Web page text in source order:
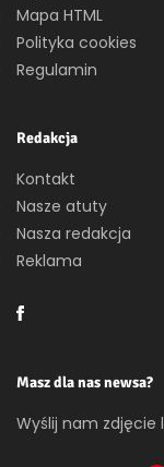
Mapa HTML
Polityka cookies
Regulamin
Redakcja
Kontakt
Nasze atuty
Nasza redakcja
Reklama
Masz dla nas newsa?
Wyślij nam zdjęcie